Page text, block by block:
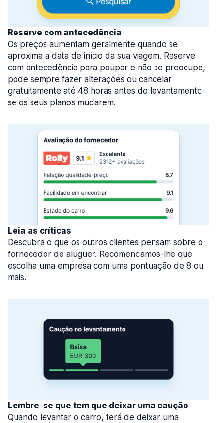
Reserve com antecedência
Os preços aumentam geralmente quando se
aproxima a data de início da sua viagem. Reserve
com antecedência para poupar e não se preocupe,
pode sempre fazer alterações ou cancelar
gratuitamente até 48 horas antes do levantamento
se os seus planos mudarem.
Leia as críticas
Descubra o que os outros clientes pensam sobre o
fornecedor de aluguer. Recomendamos-lhe que
escolha uma empresa com uma pontuação de 8 ou
mais.
Lembre-se que tem que deixar uma caução
Quando levantar o carro, terá de deixar uma